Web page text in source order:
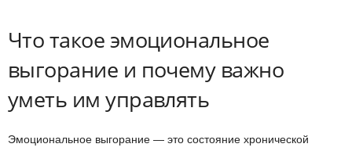
Что такое эмоциональное
выгорание и почему важно
уметь им управлять
Эмоциональное выгорание — это состояние хронической